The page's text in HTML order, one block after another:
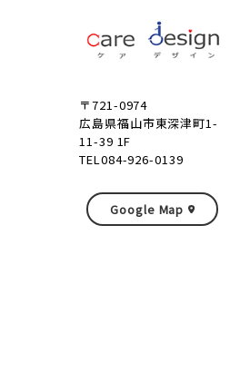
〒721-0974
広島県福山市東深津町1-
11-39 1F
TEL084-926-0139
Google Map